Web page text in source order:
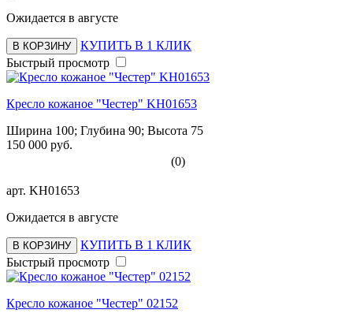
Ожидается в августе
В КОРЗИНУ
КУПИТЬ В 1 КЛИК
Быстрый просмотр
Кресло кожаное "Честер" KH01653
Ширина 100; Глубина 90; Высота 75
150 000 руб.
(0)
арт. KH01653
Ожидается в августе
В КОРЗИНУ
КУПИТЬ В 1 КЛИК
Быстрый просмотр
Кресло кожаное "Честер" 02152